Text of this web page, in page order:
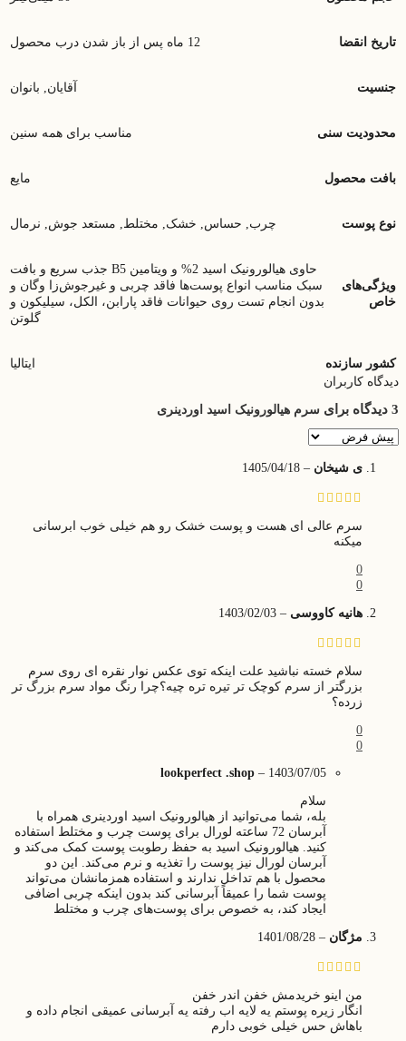
تاریخ انقضا 12 ماه پس از باز شدن درب محصول
جنسیت آقایان, بانوان
محدودیت سنی مناسب برای همه سنین
بافت محصول مایع
نوع پوست چرب, حساس, خشک, مختلط, مستعد جوش, نرمال
ویژگی‌های
خاص
حاوی هیالورونیک اسید 2% و ویتامین B5 جذب سریع و بافت
سبک مناسب انواع پوست‌ها فاقد چربی و غیرجوش‌زا وگان و
بدون انجام تست روی حیوانات فاقد پارابن، الکل، سیلیکون و
گلوتن
کشور سازنده
ایتالیا
دیدگاه کاربران
3 دیدگاه برای سرم هیالورونیک اسید اوردینری
ی شیخان –
1405/04/18
سرم عالی ای هست و پوست خشک رو هم خیلی خوب ابرسانی
میکنه
0
0
هانیه کاووسی –
1403/02/03
سلام خسته نباشید علت اینکه توی عکس نوار نقره ای روی سرم
بزرگتر از سرم کوچک تر تیره تره چیه؟چرا رنگ مواد سرم بزرگ تر
زرده؟
0
0
lookperfect .shop – 1403/07/05
سلام
بله، شما می‌توانید از هیالورونیک اسید اوردینری همراه با
آبرسان 72 ساعته لورال برای پوست چرب و مختلط استفاده
کنید. هیالورونیک اسید به حفظ رطوبت پوست کمک می‌کند و
آبرسان لورال نیز پوست را تغذیه و نرم می‌کند. این دو
محصول با هم تداخل ندارند و استفاده همزمانشان می‌تواند
پوست شما را عمیقاً آبرسانی کند بدون اینکه چربی اضافی
ایجاد کند، به خصوص برای پوست‌های چرب و مختلط​
مژگان –
1401/08/28
من اینو خریدمش خفن اندر خفن
انگار زیره پوستم یه لایه اب رفته یه آبرسانی عمیقی انجام داده و
باهاش حس خیلی خوبی دارم